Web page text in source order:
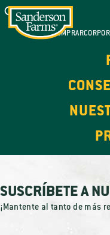
DÓNDE COMPRAR
SUSCRÍBETE A
¡Mantente al tanto de más